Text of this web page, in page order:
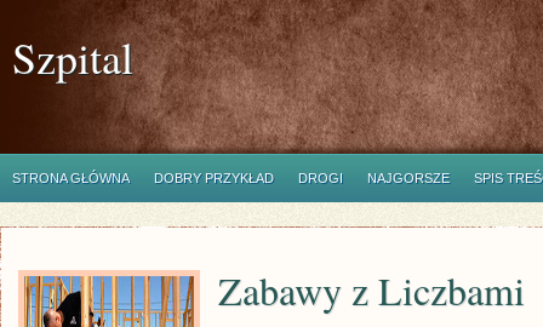
Szpital
STRONA GŁÓWNA DOBRY PRZYKŁAD DROGI NAJGORSZE SPIS
Zabawy z Liczbami